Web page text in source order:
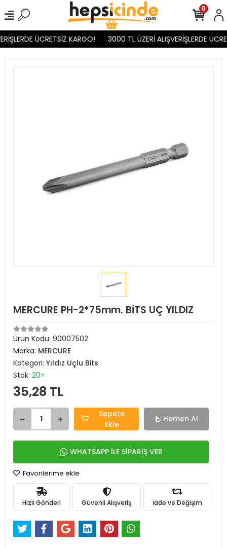
ÜCRETSİZ KARGO! 3000 TL ÜZERİ ALIŞVERİŞLERDE
0
MERCURE PH-2*75mm. BİTS UÇ YILDIZ
Ürün Kodu: 90007502
Marka: MERCURE
Kategori: Yıldız Uçlu Bits
Stok: 20+
35,28 TL
Sepete
Ekle
Hemen Al
WHATSAPP İLE SİPARİŞ VER
Favorilerime ekle
Hızlı Gönderi Güvenli Alışveriş İade ve Değişim